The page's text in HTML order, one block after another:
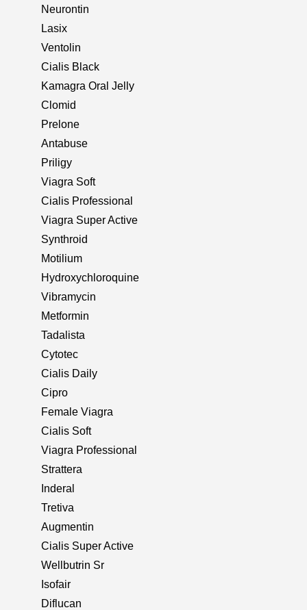
Neurontin
Lasix
Ventolin
Cialis Black
Kamagra Oral Jelly
Clomid
Prelone
Antabuse
Priligy
Viagra Soft
Cialis Professional
Viagra Super Active
Synthroid
Motilium
Hydroxychloroquine
Vibramycin
Metformin
Tadalista
Cytotec
Cialis Daily
Cipro
Female Viagra
Cialis Soft
Viagra Professional
Strattera
Inderal
Tretiva
Augmentin
Cialis Super Active
Wellbutrin Sr
Isofair
Diflucan